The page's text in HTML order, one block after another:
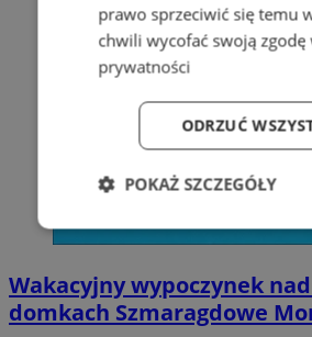
Wakacyjny wypoczynek
domkach Szmaragdowe
prawo sprzeciwić się temu
chwili wycofać swoją zgodę
prywatności
ODRZUĆ
POKAŻ SZCZEGÓŁY
Niezbędne